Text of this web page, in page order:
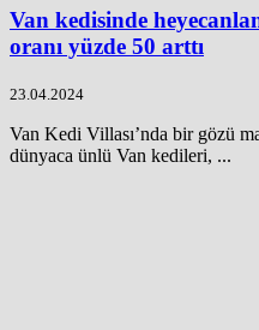
Van kedisinde
oranı yüzde 50 arttı
23.04.2024
Van Kedi Villası’nda bir gözü
dünyaca ünlü Van kedileri, ...